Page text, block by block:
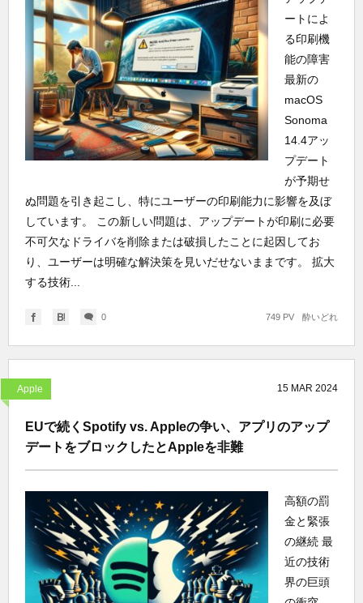
ートによ
る印刷機
能の障害
最新の
macOS
Sonoma
14.4アッ
プデート
が予期せ
ぬ問題を引き起こし、特にユーザーの印刷能力に影響を及ぼ
しています。 この新しい問題は、アップデートが印刷に必要
不可欠なドライバを削除または破損したことに起因してお
り、ユーザーは明確な解決策を見いだせないままです。 拡大
する技術...
0 酔いどれ
749 PV
Apple 15 MAR 2024
EUで続くSpotify vs. Appleの争い、アプリのアップ
デートをブロックしたとAppleを非難
高額の罰
金と緊張
の継続 最
近の技術
界の巨頭